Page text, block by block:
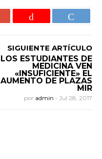
SIGUIENTE ARTÍCULO
LOS ESTUDIANTES DE
MEDICINA VEN
«INSUFICIENTE» EL
AUMENTO DE PLAZAS
MIR
por admin - Jul 28, 2017